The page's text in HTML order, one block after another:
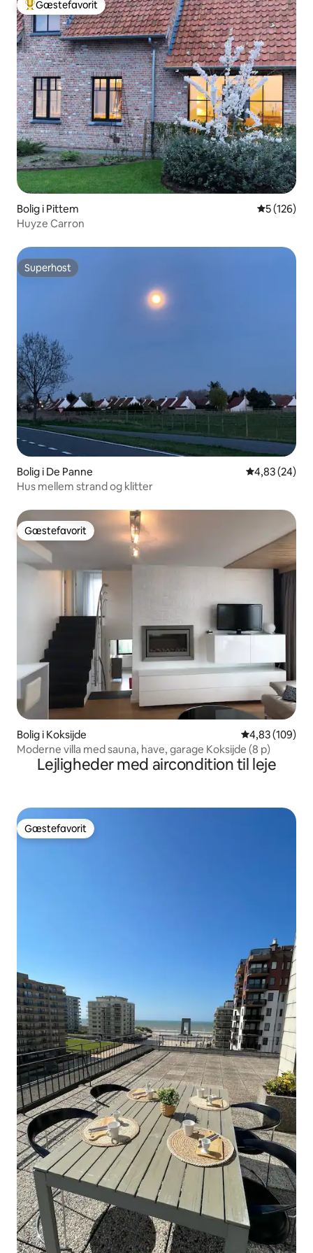
Bedste gæstefavorit
Gæstefavorit
Bolig i Pittem 5 ud af 5 i
5 (126)
Huyze Carron
Superhost
Superhost
Bolig i De Panne 4,83 ud af 5 i
4,83 (24)
Hus mellem strand og klitter
Gæstefavorit
Gæstefavorit
Bolig i Koksijde 4,83 ud af 5 i
4,83 (109)
Moderne villa med sauna, have, garage Koksijde (8 p)
Lejligheder med aircondition til leje
Gæstefavorit
Gæstefavorit